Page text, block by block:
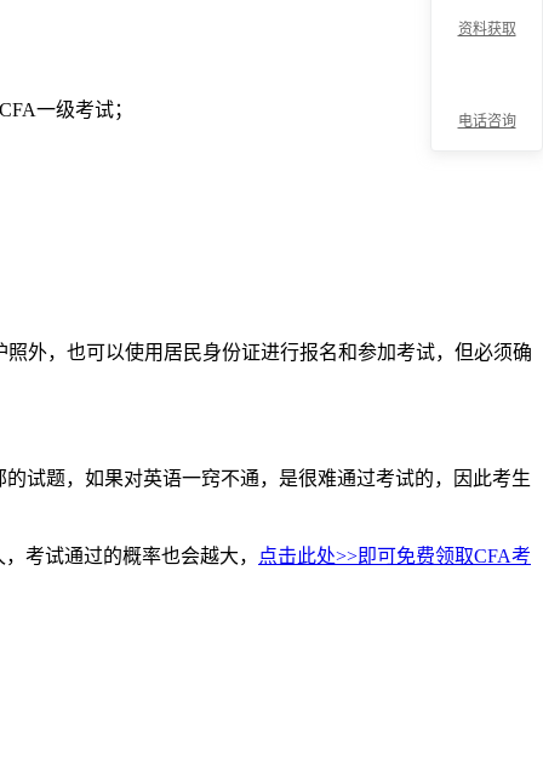
一级考试；
外，也可以使用居民身份证进行报名和参加考试，但必须确
题，如果对英语一窍不通，是很难通过考试的，因此考生
考试通过的概率也会越大， 点击此处>>即可免费领取CFA考
资料获取
电话咨询